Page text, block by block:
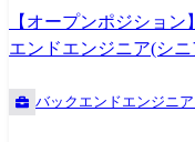
思っている
・利用言語やフレームワー
Actions ・プロジェクトデ
理:Confluence / Google
Team+ 【チームの特徴】 ・プロダクトあたり10人未満のチーム構成です
【オープンポジショ
エンドエンジニア(シニ
バックエンドエンジニ